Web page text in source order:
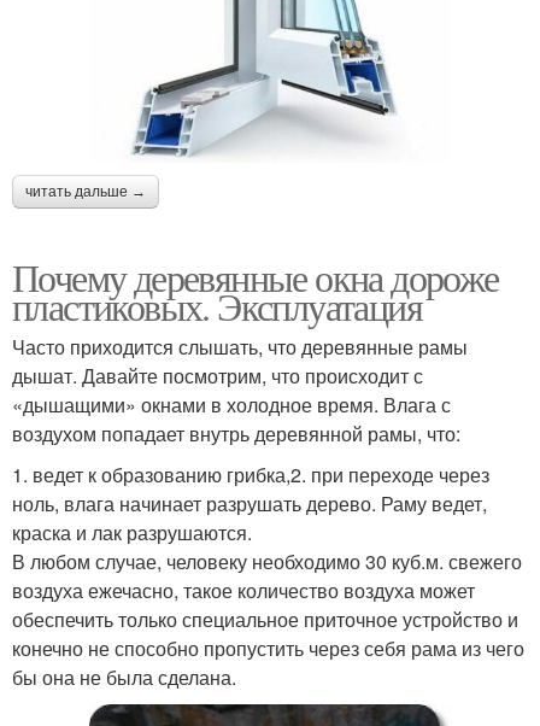
читать дальше →
Почему деревянные окна дороже
пластиковых. Эксплуатация
Часто приходится слышать, что деревянные рамы
дышат. Давайте посмотрим, что происходит с
«дышащими» окнами в холодное время. Влага с
воздухом попадает внутрь деревянной рамы, что:
1. ведет к образованию грибка,2. при переходе через
ноль, влага начинает разрушать дерево. Раму ведет,
краска и лак разрушаются.
В любом случае, человеку необходимо 30 куб.м. свежего
воздуха ежечасно, такое количество воздуха может
обеспечить только специальное приточное устройство и
конечно не способно пропустить через себя рама из чего
бы она не была сделана.